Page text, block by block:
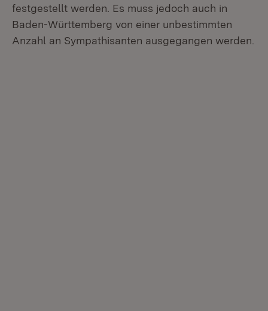
festgestellt werden. Es muss jedoch auch in
Baden-Württemberg von einer unbestimmten
Anzahl an Sympathisanten ausgegangen werden.